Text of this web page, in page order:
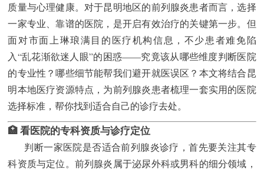
质量与心理健康。对于昆明地区的前列腺炎患者而言，选择
一家专业、靠谱的医院，是开启有效治疗的关键第一步。但
面对市面上琳琅满目的医疗机构信息，不少患者难免陷
入“乱花渐欲迷人眼”的困惑——究竟该从哪些维度判断医院
的专业性？哪些细节能帮我们避开就医误区？本文将结合昆
明本地医疗资源特点，为前列腺炎患者梳理一套实用的医院
选择标准，帮你找到适合自己的诊疗去处。
🏥 看医院的专科资质与诊疗定位
判断一家医院是否适合前列腺炎诊疗，首先要关注其专
科资质与定位。前列腺炎属于泌尿外科或男科的细分领域，